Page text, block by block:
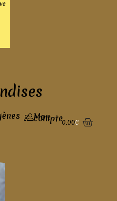
Mon
compte0,00€